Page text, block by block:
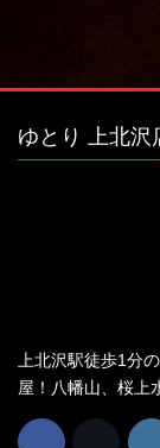
ゆとり 上北沢
上北沢駅徒歩1分
屋！八幡山、桜上